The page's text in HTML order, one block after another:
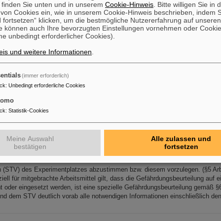
Klasse 10,000*): ca. 400 m 2 : Ein Reinraum qualifiziert als Klasse ISO-6
belegen aber, dass alle Messwerte der Partikelkonzentration (Kanäle
Betrieb) besser ISO-4 sind und unseren Experimentieranforderungen
contaminations <1% Major linac parameters: Measured ion beam H 3+ :
Approved Experiments
(STV) des Experimentplatzes abzustimmen bzw. diesem vorzulegen. (§5
für mitgebrachte Arbeitsmittel gilt, dass die Gefährdungsbeurteilung auf
oder eingesetzt werden, ist eine spezielle Gefährdungsbeurteilung gemäß
dem STV deutlich vorab alle notwendigen Informationen einschließlich den
Sie unten und in unserem Cookie-Hinweis . Bitte willigen Sie in
Cookies ein, wie in unserem Cookie-Hinweis beschrieben, indem
fortsetzen“ klicken, um die bestmögliche Nutzererfahrung auf
können auch Ihre bevorzugten Einstellungen vornehmen oder
unbedingt erforderlicher Cookies).
und weitere Informationen
(immer erforderlich)
: Unbedingt erforderliche Cookies
: Statistik-Cookies
Meine Auswahl
bestätigen
Alle zulassen und
fortsetzen